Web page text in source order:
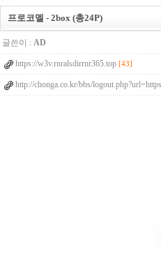
프로코멜 - 2box (총24P)
글쓴이 : AD
https://w3v.rnralsdirrnr365.top [43]
http://chonga.co.kr/bbs/